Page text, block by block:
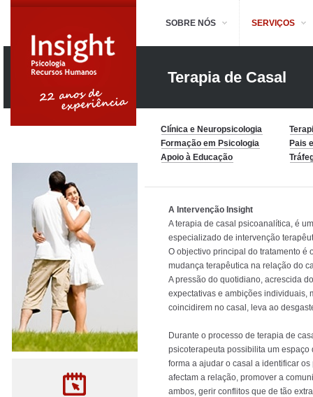
SOBRE NÓS SERVIÇOS
Terapia de Casal
Clínica e Neuropsicologia
Formação em Psicologia
Apoio à Educação
Pais
A Intervenção Insight
A terapia de casal psicoanalítica, é
especializado de intervenção
O objectivo principal do tratamento é
mudança terapêutica na relação do
A pressão do quotidiano, acrescida
expectativas e ambições individuais,
coincidirem no casal, leva ao
Durante o processo de terapia de
psicoterapeuta possibilita um espaço
forma a ajudar o casal a identificar
afectam a relação, promover a
ambos, gerir conflitos que de tão